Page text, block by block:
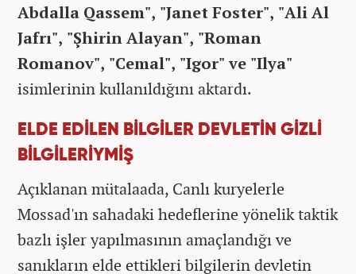
Abdalla Qassem", "Janet Foster", "Ali Al
Jafrı", "Şhirin Alayan", "Roman
Romanov", "Cemal", "Igor" ve "Ilya"
isimlerinin kullanıldığını aktardı.
ELDE EDİLEN BİLGİLER DEVLETİN GİZLİ
BİLGİLERİYMİŞ
Açıklanan mütalaada, Canlı kuryelerle
Mossad'ın sahadaki hedeflerine yönelik taktik
bazlı işler yapılmasının amaçlandığı ve
sanıkların elde ettikleri bilgilerin devletin